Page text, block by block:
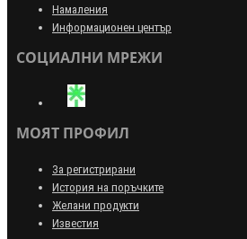
Намаления
Информационен център
СОЦИАЛНИ МРЕЖИ
МОЯТ ПРОФИЛ
За регистрирани
История на поръчките
Желани продукти
Известия